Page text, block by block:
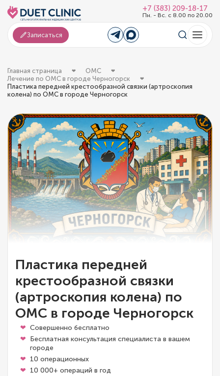
+7 (383) 209-18-17
Пн. - Вс. с 8.00 по 20.00
Записаться
Главная страница
ОМС
Лечение по ОМС в городе Черногорск
Пластика передней крестообразной связки (артроскопия
колена) по ОМС в городе Черногорск
Пластика передней
крестообразной связки
(артроскопия колена) по
ОМС в городе Черногорск
Совершенно бесплатно
Бесплатная консультация специалиста в вашем
городе
10 операционных
10 000+ операций в год